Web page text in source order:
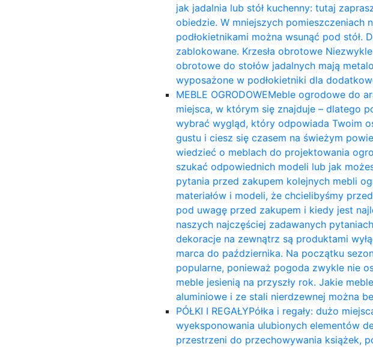
jak jadalnia lub stół kuchenny: tutaj
obiedzie. W mniejszych pomieszczeniach
podłokietnikami można wsunąć pod stół.
zablokowane. Krzesła obrotowe
obrotowe do stołów jadalnych mają
wyposażone w podłokietniki dla
MEBLE OGRODOWEMeble ogrodowe do
miejsca, w którym się znajduje – dlatego
wybrać wygląd, który odpowiada Twoim
gustu i ciesz się czasem na świeżym
wiedzieć o meblach do projektowania
szukać odpowiednich modeli lub jak
pytania przed zakupem kolejnych mebli
materiałów i modeli, że chcielibyśmy
pod uwagę przed zakupem i kiedy jest
naszych najczęściej zadawanych
dekoracje na zewnątrz są produktami
marca do października. Na początku
popularne, ponieważ pogoda zwykle nie
meble jesienią na przyszły rok. Jakie
aluminiowe i ze stali nierdzewnej można
PÓŁKI I REGAŁYPółka i regały: dużo
wyeksponowania ulubionych elementów
przestrzeni do przechowywania książek,